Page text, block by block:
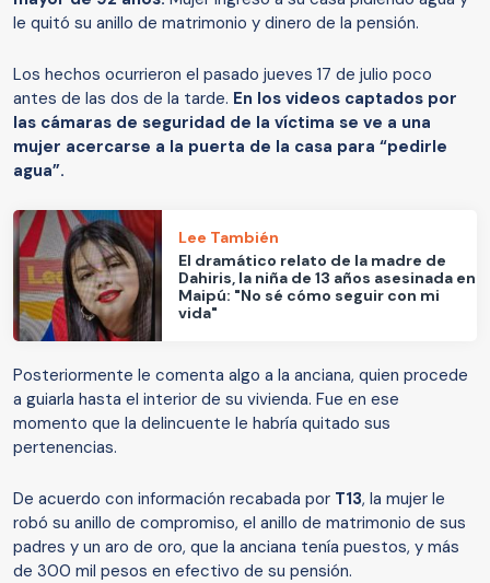
le quitó su anillo de matrimonio y dinero de la pensión.
Los hechos ocurrieron el pasado jueves 17 de julio poco
antes de las dos de la tarde. En los videos captados por
las cámaras de seguridad de la víctima se ve a una
mujer acercarse a la puerta de la casa para “pedirle
agua”.
Lee También
El dramático relato de la madre de
Dahiris, la niña de 13 años asesinada en
Maipú: "No sé cómo seguir con mi
vida"
Posteriormente le comenta algo a la anciana, quien procede
a guiarla hasta el interior de su vivienda. Fue en ese
momento que la delincuente le habría quitado sus
pertenencias.
De acuerdo con información recabada por T13, la mujer le
robó su anillo de compromiso, el anillo de matrimonio de sus
padres y un aro de oro, que la anciana tenía puestos, y más
de 300 mil pesos en efectivo de su pensión.